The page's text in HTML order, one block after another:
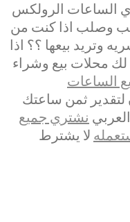
الساعات الرولكس
وصلب اذا كنت من
وتريد بيعها ؟؟ اذا
محلات بيع وشراء
الساعات
لتقدير ثمن ساعتك
نشتري جميع
لا يشترط